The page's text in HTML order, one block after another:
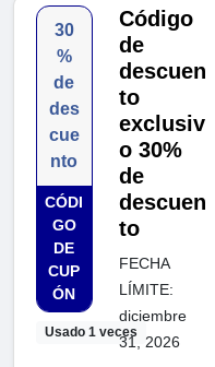
30
%
de
des
cue
nto
CÓDI
GO
DE
CUP
ÓN
Usado 1 veces
Código
de
descuen
to
exclusiv
o 30%
de
descuen
to
FECHA
LÍMITE:
diciembre
31, 2026